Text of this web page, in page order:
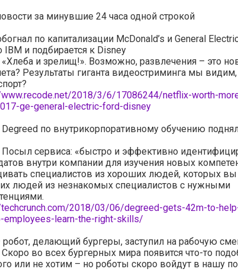
за минувшие 24 часа одной строкой
по капитализации McDonald’s и General
IBM и подбирается к Disney
«Хлеба и зрелищ!». Возможно, развлечения – это
Результаты гиганта видеостриминга мы
2018/3/6/17086244/netflix-worth-
ge-general-electric-ford-disney
по внутрикорпоративному обучению
Посыл сервиса: «быстро и эффективно
внутри компании для изучения новых
специалистов из хороших людей, которых вы
людей из незнакомых специалистов с нужными
2018/03/06/degreed-gets-42m-to-
employees-learn-the-right-skills/
робот, делающий бургеры, заступил на рабочую
Скоро во всех бургерных мира появится что-то
или не хотим – но роботы скоро войдут в нашу